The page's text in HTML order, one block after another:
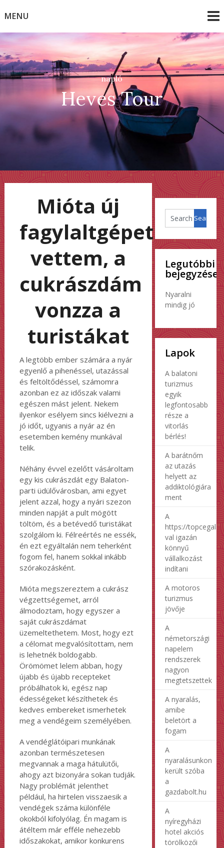
toMENU
Heves Tour
napló
Mióta új
fagylaltgépet
vettem, a
cukrászdám
vonzza a
turistákat
A legtöbb ember számára a nyár
egyenlő a pihenéssel, utazással
és feltöltődéssel, számomra
azonban ez az időszak valami
egészen mást jelent. Nekem
ilyenkor esélyem sincs kiélvezni a
jó időt, ugyanis a nyár az én
esetemben kemény munkával
telik.
Néhány évvel ezelőtt vásároltam
egy kis cukrászdát egy Balaton-
parti üdülővárosban, ami egyet
jelent azzal, hogy a nyári szezon
minden napját a pult mögött
töltöm, és a betévedő turistákat
szolgálom ki. Félreértés ne essék,
én ezt egyáltalán nem teherként
fogom fel, hanem sokkal inkább
szórakozásként.
Mióta megszereztem a cukrász
végzettségemet, arról
álmodoztam, hogy egyszer a
saját cukrászdámat
üzemeltethetem. Most, hogy ezt
a célomat megvalósítottam, nem
is lehetnék boldogabb.
Örömömet lelem abban, hogy
újabb és újabb recepteket
próbálhatok ki, egész nap
édességeket készíthetek és
kedves embereket ismerhetek
meg a vendégeim személyében.
A vendéglátóipari munkának
azonban természetesen
megvannak a maga hátulütői,
ahogy azt bizonyára sokan tudják.
Nagy problémát jelenthet
például, ha hirtelen visszaesik a
vendégek száma különféle
okokból kifolyólag. Én magam is
átéltem már efféle nehezebb
időszakokat, amikor konkurens
Legutóbbi
bejegyzések
Nyaralni
mindig jó
Lapok
A balatoni
turizmus
egyik
legfontosabb
része a
vitorlás
bérlés!
A barátnőm
az utazás
helyett az
addiktológiára
ment
A
https://
val igazán
könnyű
vállalkozást
indítani
A motoros
turizmus
jövője
A
németországi
napelem
rendszerek
nagyon
megtetszettek
A nyaralás,
amibe
beletört a
fogam
A
nyaralásunkon
került szóba
a
gazdabolt.hu
A
nyíregyházi
hotel akciós
törölközői